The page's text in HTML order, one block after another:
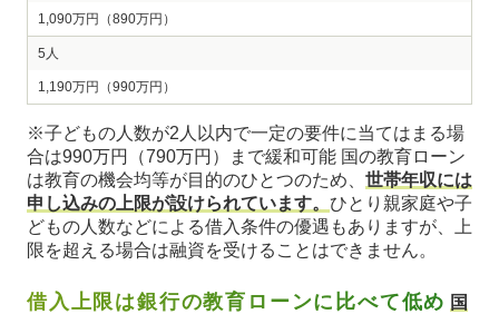
1,090万円（890万円）
5人
1,190万円（990万円）
※子どもの人数が2人以内で一定の要件に当てはまる場
合は990万円（790万円）まで緩和可能 国の教育ローン
は教育の機会均等が目的のひとつのため、 世帯年収には
申し込みの上限が設けられています。 ひとり親家庭や子
どもの人数などによる借入条件の優遇もありますが、上
限を超える場合は融資を受けることはできません。
借入上限は銀行の教育ローンに比べて低め 国